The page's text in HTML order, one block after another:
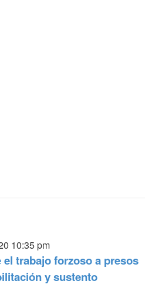
10:35 pm
trabajo forzoso a presos
y sustento